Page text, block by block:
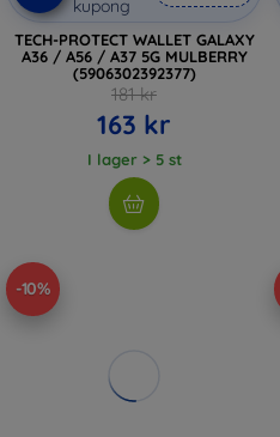
kupong
TECH-PROTECT WALLET GALAXY
A36 / A56 / A37 5G MULBERRY
(5906302392377)
181 kr
163 kr
I lager > 5 st
-10%